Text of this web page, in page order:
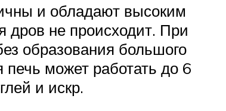
и обладают высоким
дров не происходит. При
образования большого
печь может работать до 6
и искр.